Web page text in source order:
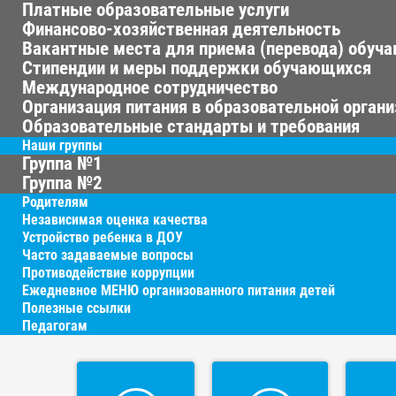
Платные образовательные услуги
Финансово-хозяйственная деятельность
Вакантные места для приема (перевода)
Стипендии и меры поддержки обучающихся
Международное сотрудничество
Организация питания в образовательной
Образовательные стандарты и требования
Наши группы
Группа №1
Группа №2
Родителям
Независимая оценка качества
Устройство ребенка в ДОУ
Часто задаваемые вопросы
Противодействие коррупции
Ежедневное МЕНЮ организованного питания детей
Полезные ссылки
Педагогам